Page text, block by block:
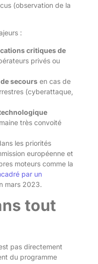
(observation de la
:
critiques de
privés ou
secours en cas de
(cyberattaque,
très convoité
les priorités
européenne et
moteurs comme la
par un
mars 2023.
tout
pas directement
du programme